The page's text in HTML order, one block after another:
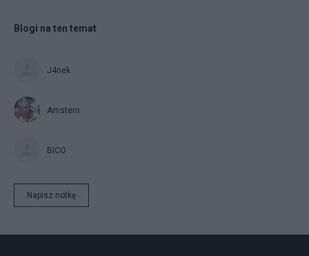
Blogi na ten temat
J4nek
Amstern
BICO
Napisz notkę